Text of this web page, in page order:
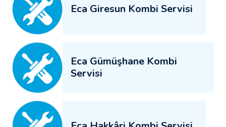
Eca Giresun Kombi Servisi
Eca Gümüşhane Kombi
Servisi